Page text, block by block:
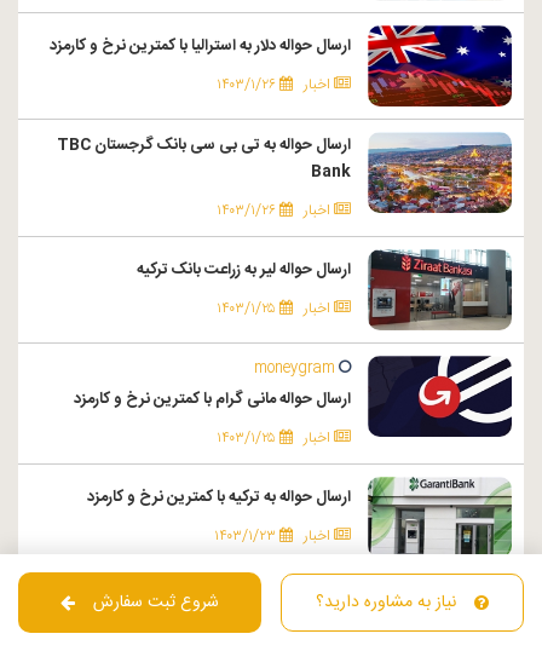
نیاز به مشاوره دارید؟ شروع ثبت سفارش
ارسال حواله دلار به استرالیا با کمترین نرخ و کارمزد
اخبار ۱۴۰۳/۱/۲۶
ارسال حواله به تی بی سی بانک گرجستان TBC
Bank
اخبار ۱۴۰۳/۱/۲۶
ارسال حواله لیر به زراعت بانک ترکیه
اخبار ۱۴۰۳/۱/۲۵
moneygram
ارسال حواله مانی گرام با کمترین نرخ و کارمزد
اخبار ۱۴۰۳/۱/۲۵
ارسال حواله به ترکیه با کمترین نرخ و کارمزد
اخبار ۱۴۰۳/۱/۲۳
خرید تتر با بهترین قیمت Tether